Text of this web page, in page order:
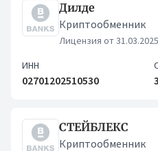
Дилде
Криптообменник
Лицензия от 31.03.2025
ИНН
02701202510530
СТЕЙБЛЕКС
Криптообменник